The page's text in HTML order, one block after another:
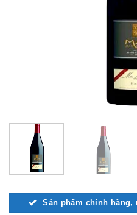
Sản phẩm chính